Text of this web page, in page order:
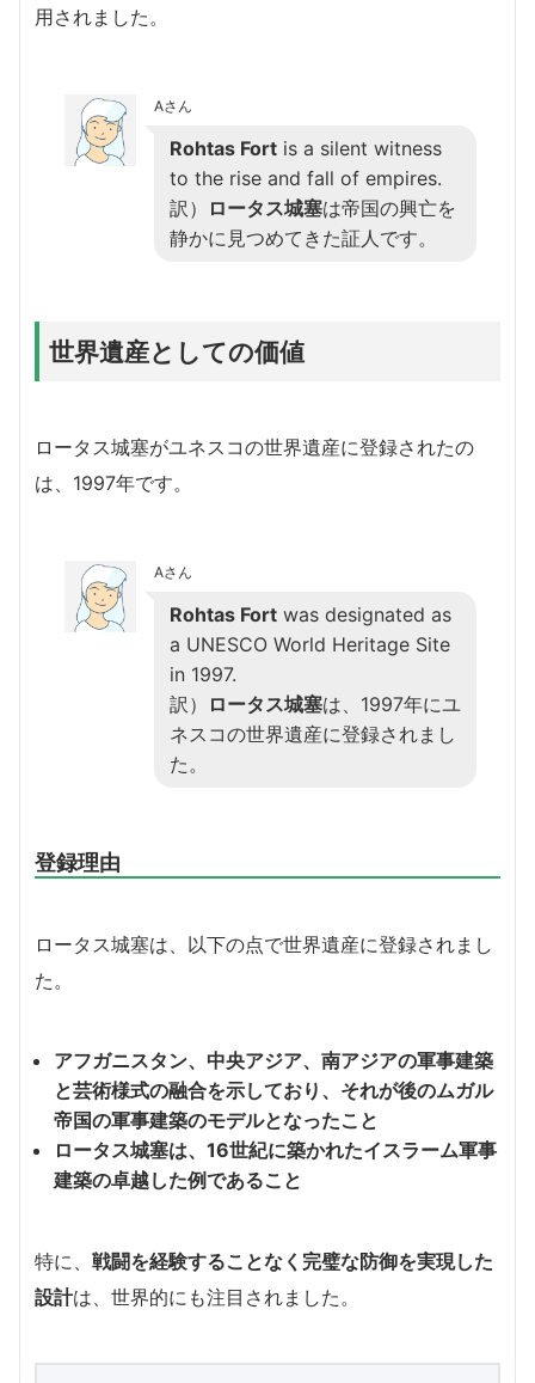
用されました。
Aさん
Rohtas Fort is a silent witness
to the rise and fall of empires.
訳）
ロータス城塞は帝国の興亡を
静かに見つめてきた証人です。
世界遺産としての価値
ロータス城塞がユネスコの世界遺産に登録されたの
は、1997年です。
Aさん
Rohtas Fort was designated as
a UNESCO World Heritage Site
in 1997.
訳）
ロータス城塞は、1997年にユ
ネスコの世界遺産に登録されまし
た。
登録理由
ロータス城塞は、以下の点で世界遺産に登録されまし
た。
アフガニスタン、中央アジア、南アジアの軍事建築
と芸術様式の融合を示しており、それが後のムガル
帝国の軍事建築のモデルとなったこと
ロータス城塞は、16世紀に築かれたイスラーム軍事
建築の卓越した例であること
特に、 戦闘を経験することなく完璧な防御を実現した
設計は、世界的にも注目されました。